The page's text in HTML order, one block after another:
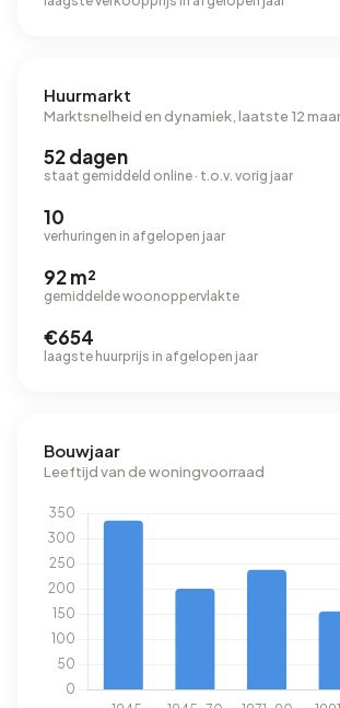
Huurmarkt
Marktsnelheid en dynamiek, laatste 12
52 dagen
staat gemiddeld online · t.o.v. vorig jaar
10
verhuringen in afgelopen jaar
92 m²
gemiddelde woonoppervlakte
€654
laagste huurprijs in afgelopen jaar
Bouwjaar
Leeftijd van de woningvoorraad